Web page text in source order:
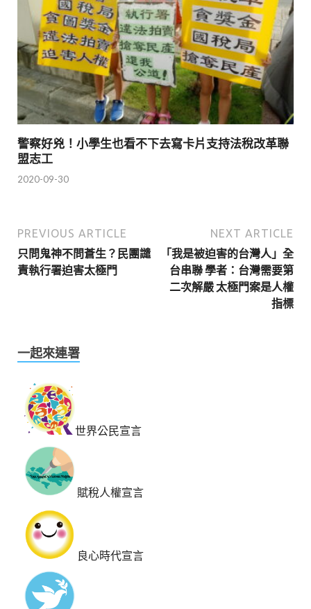
警察好兇！小學生也看不下去寫卡片支持法稅改革聯
盟志工
2020-09-30
PREVIOUS ARTICLE
只問鬼神不問蒼生？民團譴
責執行署迫害太極門
NEXT ARTICLE
「我是被迫害的台灣人」全
台串聯 學者：台灣需要第
二次解嚴 太極門案是人權
指標
一起來連署
世界公民宣言
賦稅人權宣言
良心時代宣言